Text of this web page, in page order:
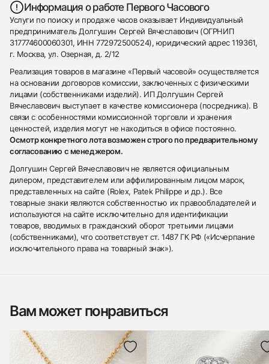
Информация о работе Первого Часового
Услуги по поиску и продаже часов оказывает Индивидуальный
предприниматель Долгушин Сергей Вячеславович (ОГРНИП
317774600060301, ИНН 772972500524), юридический адрес 119361,
г. Москва, ул. Озерная, д. 2/12
Реализация товаров в магазине «Первый часовой» осуществляется
на основании договоров комиссии, заключенных с физическими
лицами (собственниками изделий). ИП Долгушин Сергей
Вячеславович выступает в качестве комиссионера (посредника). В
связи с особенностями комиссионной торговли и хранения
ценностей, изделия могут не находиться в офисе постоянно.
Осмотр конкретного лота возможен строго по предварительному
согласованию с менеджером.
Долгушин Сергей Вячеславович не является официальным
дилером, представителем или аффилированным лицом марок,
представленных на сайте (Rolex, Patek Philippe и др.). Все
товарные знаки являются собственностью их правообладателей и
используются на сайте исключительно для идентификации
товаров, вводимых в гражданский оборот третьими лицами
(собственниками), что соответствует ст. 1487 ГК РФ («Исчерпание
исключительного права на товарный знак»).
Вам может понравиться